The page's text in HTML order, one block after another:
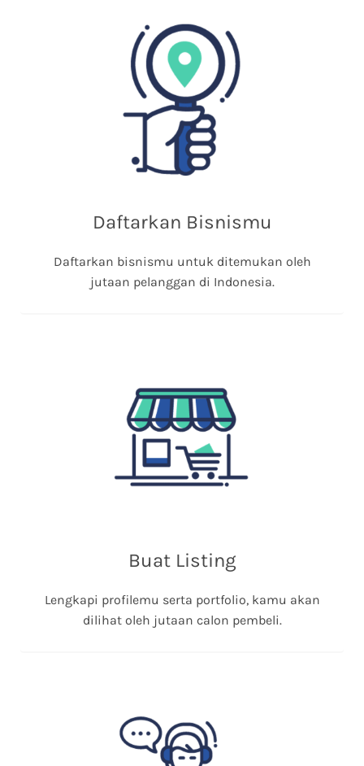
Daftarkan Bisnismu
Daftarkan bisnismu untuk ditemukan oleh
jutaan pelanggan di Indonesia.
Buat Listing
Lengkapi profilemu serta portfolio, kamu akan
dilihat oleh jutaan calon pembeli.